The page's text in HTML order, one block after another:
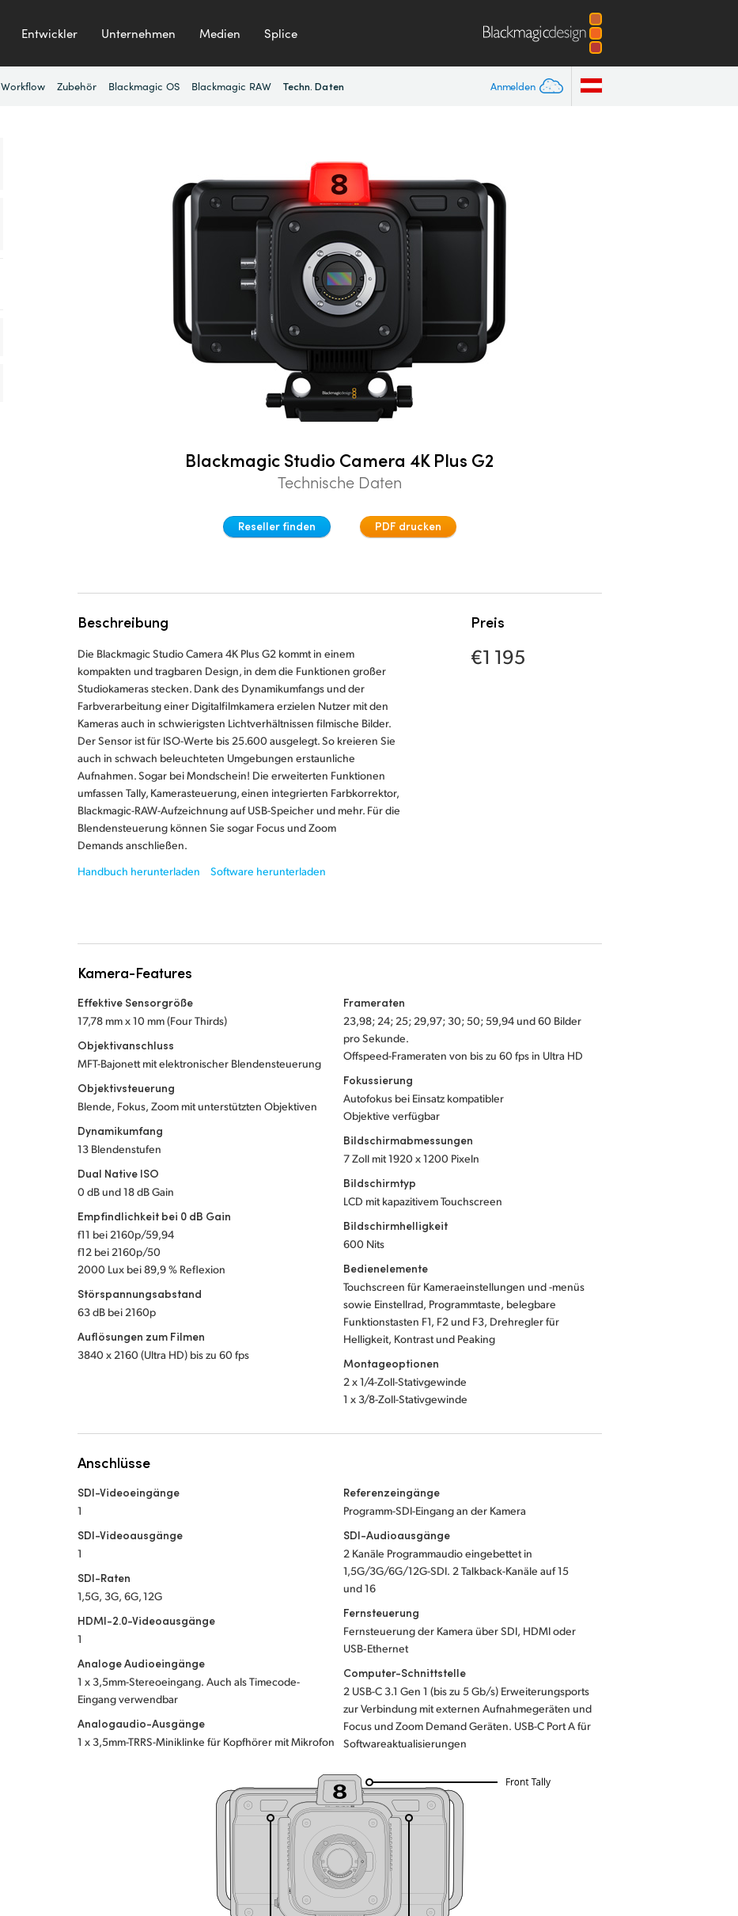
Entwickler Unternehmen Medien Splice
Anmelden
Workflow Zubehör Blackmagic OS Blackmagic RAW Techn. Daten
Blackmagic Studio Camera 4K Plus G2
Technische Daten
Reseller finden PDF drucken
Beschreibung
Die Blackmagic Studio Camera 4K Plus G2 kommt in einem
kompakten und tragbaren Design, in dem die Funktionen großer
Studiokameras stecken. Dank des Dynamikumfangs und der
Farbverarbeitung einer Digitalfilmkamera erzielen Nutzer mit den
Kameras auch in schwierigsten Lichtverhältnissen filmische Bilder.
Der Sensor ist für ISO-Werte bis 25.600 ausgelegt. So kreieren Sie
auch in schwach beleuchteten Umgebungen erstaunliche
Aufnahmen. Sogar bei Mondschein! Die erweiterten Funktionen
umfassen Tally, Kamerasteuerung, einen integrierten Farbkorrektor,
Blackmagic-RAW-Aufzeichnung auf USB-Speicher und mehr. Für die
Blendensteuerung können Sie sogar Focus und Zoom
Demands anschließen.
Handbuch herunterladen
Software herunterladen
Preis
€1 195
Kamera-Features
Effektive Sensorgröße
17,78 mm x 10 mm (Four Thirds)
Objektivanschluss
MFT-Bajonett mit elektronischer Blendensteuerung
Objektivsteuerung
Blende, Fokus, Zoom mit unterstützten Objektiven
Dynamikumfang
13 Blendenstufen
Dual Native ISO
0 dB und 18 dB Gain
Empfindlichkeit bei 0 dB Gain
f11 bei 2160p/59,94
f12 bei 2160p/50
2000 Lux bei 89,9 % Reflexion
Störspannungsabstand
63 dB bei 2160p
Auflösungen zum Filmen
3840 x 2160 (Ultra HD) bis zu 60 fps
Frameraten
23,98; 24; 25; 29,97; 30; 50; 59,94 und 60 Bilder
pro Sekunde.
Offspeed-Frameraten von bis zu 60 fps in Ultra HD
Fokussierung
Autofokus bei Einsatz kompatibler
Objektive verfügbar
Bildschirmabmessungen
7 Zoll mit 1920 x 1200 Pixeln
Bildschirmtyp
LCD mit kapazitivem Touchscreen
Bildschirmhelligkeit
600 Nits
Bedienelemente
Touchscreen für Kameraeinstellungen und -menüs
sowie Einstellrad, Programmtaste, belegbare
Funktionstasten F1, F2 und F3, Drehregler für
Helligkeit, Kontrast und Peaking
Montageoptionen
2 x 1/4-Zoll-Stativgewinde
1 x 3/8-Zoll-Stativgewinde
Anschlüsse
SDI-Videoeingänge
1
SDI-Videoausgänge
1
SDI-Raten
1,5G, 3G, 6G, 12G
HDMI-2.0-Videoausgänge
1
Analoge Audioeingänge
1 x 3,5mm-Stereoeingang. Auch als Timecode-
Eingang verwendbar
Analogaudio-Ausgänge
1 x 3,5mm-TRRS-Miniklinke für Kopfhörer mit Mikrofon
Referenzeingänge
Programm-SDI-Eingang an der Kamera
SDI-Audioausgänge
2 Kanäle Programmaudio eingebettet in
1,5G/3G/6G/12G-SDI. 2 Talkback-Kanäle auf 15
und 16
Fernsteuerung
Fernsteuerung der Kamera über SDI, HDMI oder
USB‑Ethernet
Computer-Schnittstelle
2 USB-C 3.1 Gen 1 (bis zu 5 Gb/s) Erweiterungsports
zur Verbindung mit externen Aufnahmegeräten und
Focus und Zoom Demand Geräten. USB-C Port A für
Softwareaktualisierungen